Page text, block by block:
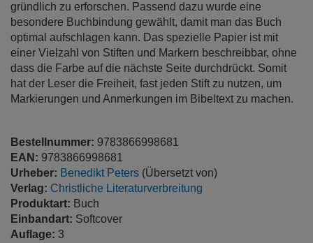
gründlich zu erforschen. Passend dazu wurde eine
besondere Buchbindung gewählt, damit man das Buch
optimal aufschlagen kann. Das spezielle Papier ist mit
einer Vielzahl von Stiften und Markern beschreibbar, ohne
dass die Farbe auf die nächste Seite durchdrückt. Somit
hat der Leser die Freiheit, fast jeden Stift zu nutzen, um
Markierungen und Anmerkungen im Bibeltext zu machen.
Bestellnummer: 9783866998681
EAN: 9783866998681
Urheber: Benedikt Peters (Übersetzt von)
Verlag: Christliche Literaturverbreitung
Produktart: Buch
Einbandart: Softcover
Auflage: 3